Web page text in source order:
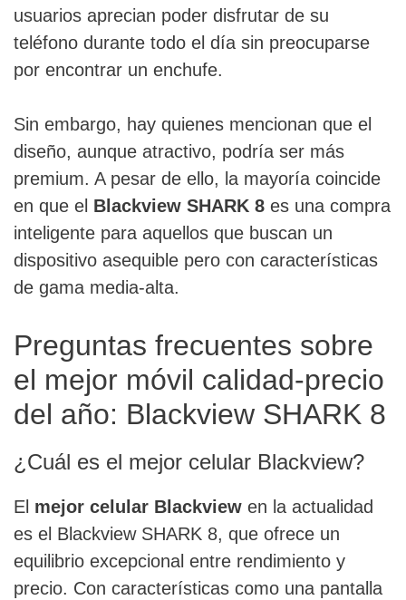
usuarios aprecian poder disfrutar de su
teléfono durante todo el día sin preocuparse
por encontrar un enchufe.
Sin embargo, hay quienes mencionan que el
diseño, aunque atractivo, podría ser más
premium. A pesar de ello, la mayoría coincide
en que el Blackview SHARK 8 es una compra
inteligente para aquellos que buscan un
dispositivo asequible pero con características
de gama media-alta.
Preguntas frecuentes sobre
el mejor móvil calidad-precio
del año: Blackview SHARK 8
¿Cuál es el mejor celular Blackview?
El mejor celular Blackview en la actualidad
es el Blackview SHARK 8, que ofrece un
equilibrio excepcional entre rendimiento y
precio. Con características como una pantalla